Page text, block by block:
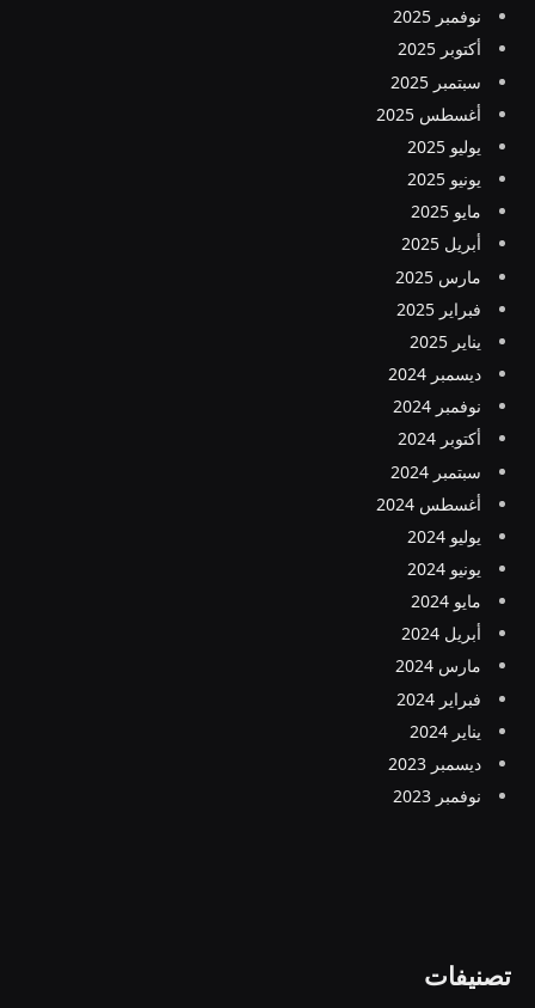
نوفمبر 2025
أكتوبر 2025
سبتمبر 2025
أغسطس 2025
يوليو 2025
يونيو 2025
مايو 2025
أبريل 2025
مارس 2025
فبراير 2025
يناير 2025
ديسمبر 2024
نوفمبر 2024
أكتوبر 2024
سبتمبر 2024
أغسطس 2024
يوليو 2024
يونيو 2024
مايو 2024
أبريل 2024
مارس 2024
فبراير 2024
يناير 2024
ديسمبر 2023
نوفمبر 2023
تصنيفات